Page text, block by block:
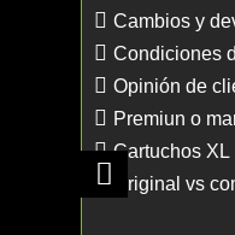
Cambios y
Condiciones
Opinión de
Premiun o
Cartuchos XL
Original vs